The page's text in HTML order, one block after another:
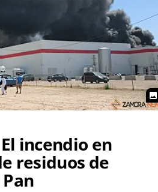
photo
incendio en
residuos de